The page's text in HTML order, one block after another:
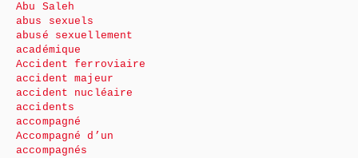
Abu Saleh
abus sexuels
abusé sexuellement
académique
Accident ferroviaire
accident majeur
accident nucléaire
accidents
accompagné
Accompagné d’un
accompagnés